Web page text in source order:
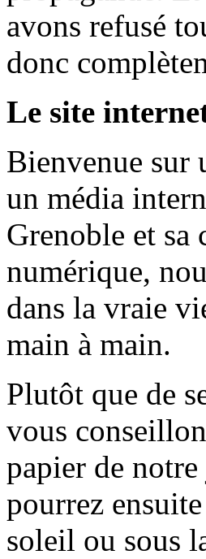
avons refusé
donc
Le site
Bienvenue sur
un média
Grenoble et sa
numérique,
dans la vraie
main à main.
Plutôt que de
vous
papier de
pourrez
soleil ou sous